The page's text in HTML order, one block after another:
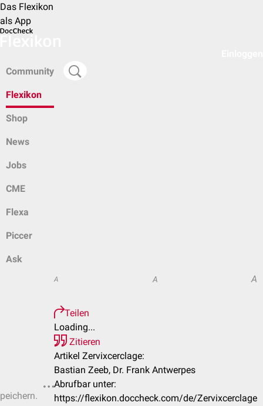
Das Flexikon
als App
Community
Flexikon
Shop
News
Jobs
CME
Flexa
Piccer
Ask
A A A
Teilen
Loading...
Zitieren
Artikel Zervixcerclage:
Bastian Zeeb, Dr. Frank Antwerpes
Abrufbar unter:
https://flexikon.doccheck.com/de/Zervixcerclage